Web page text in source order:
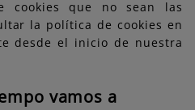
cookies que no sean las
la política de cookies en
desde el inicio de nuestra
vamos a